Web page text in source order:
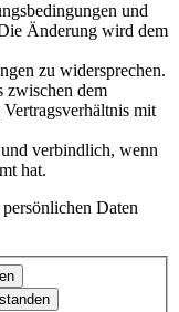
und
Änderung wird dem
zu widersprechen.
zwischen dem
mit
verbindlich, wenn
hat.
Daten